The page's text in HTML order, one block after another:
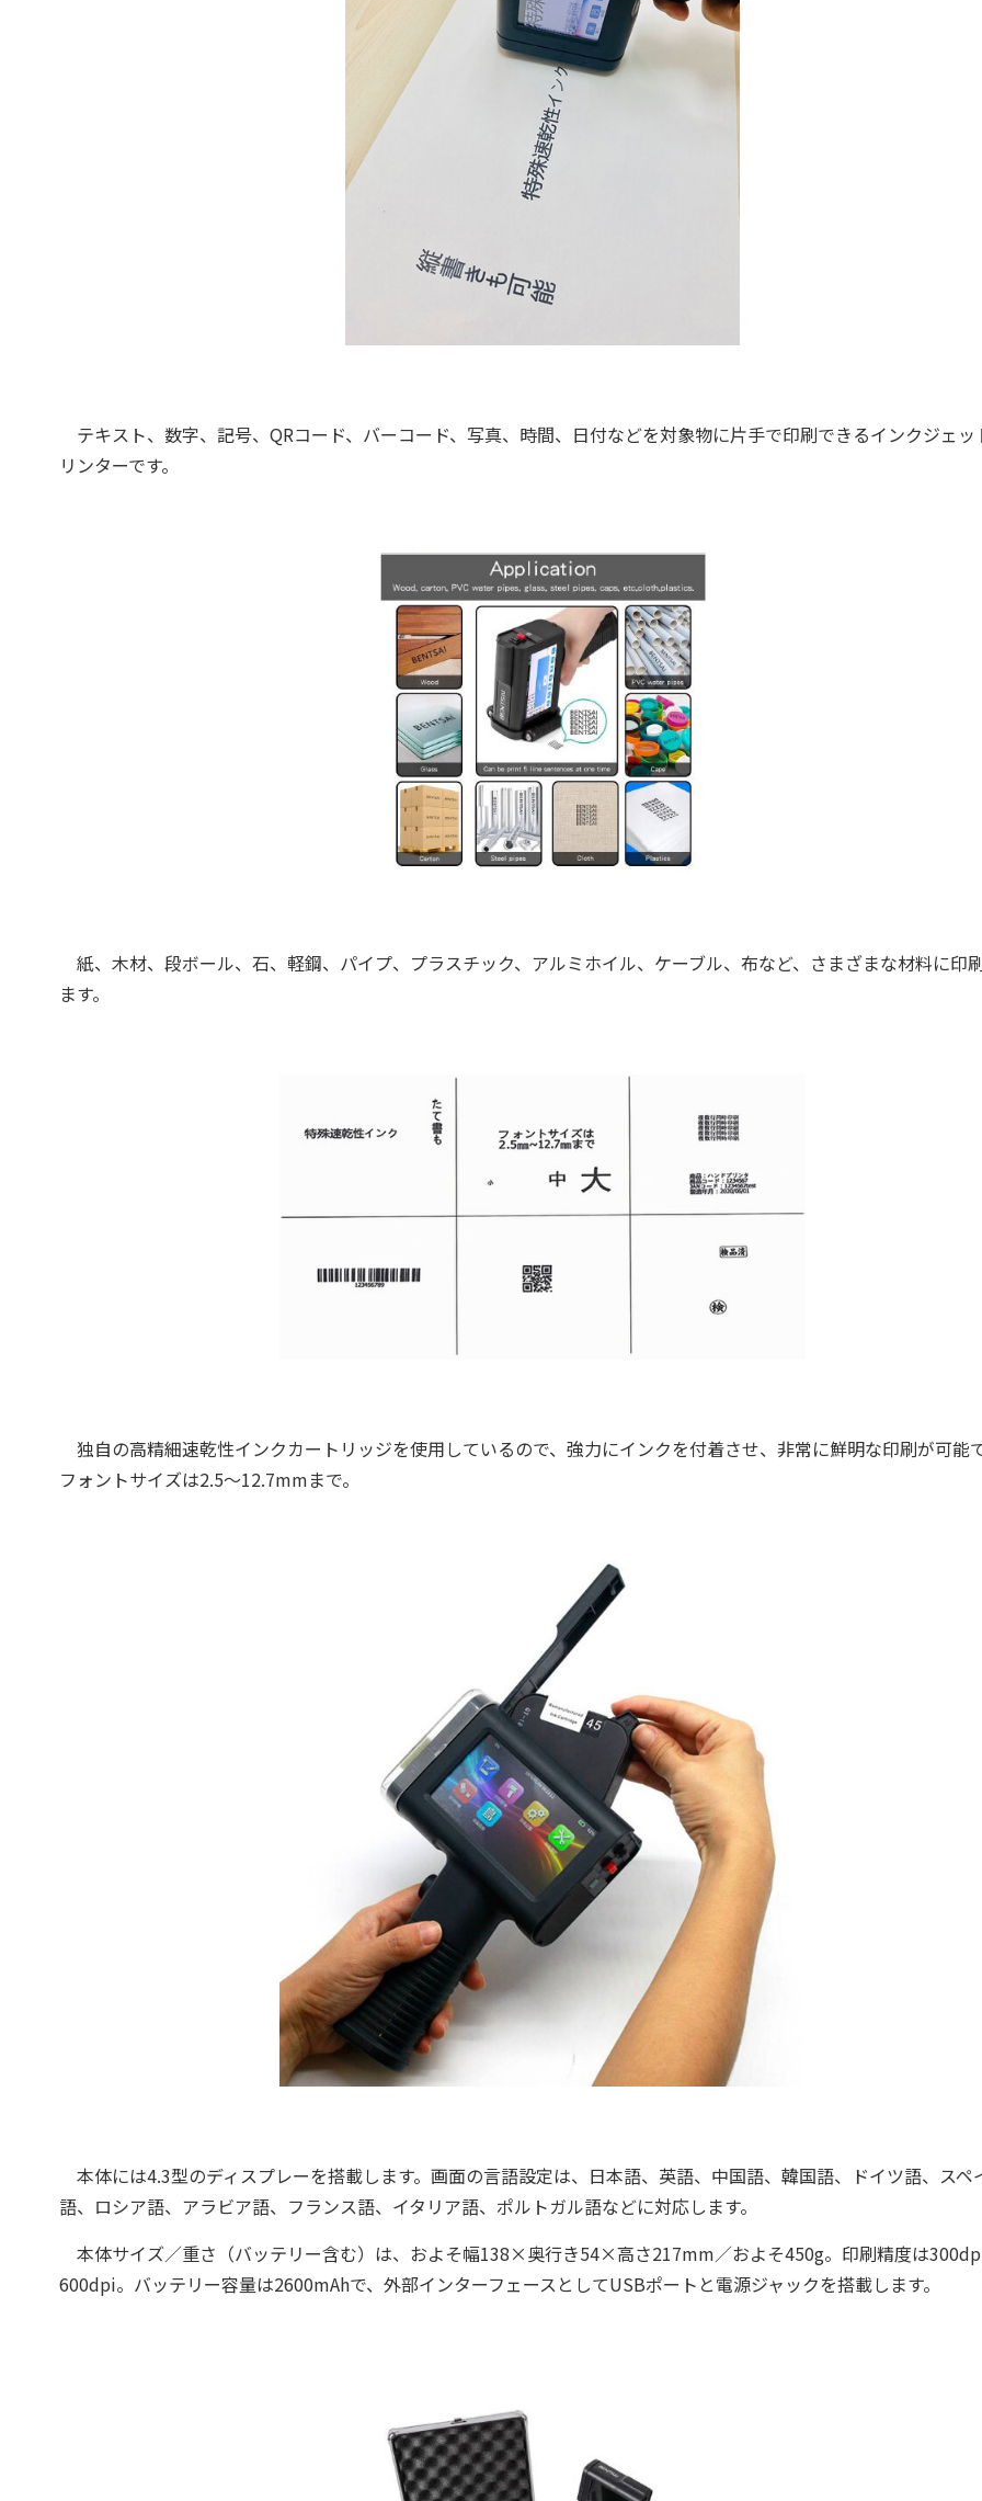
テキスト、数字、記号、QRコード、バーコード、写真、時間、日付などを対象物に片手で印刷できるインクジェッ
リンターです。
紙、木材、段ボール、石、軽鋼、パイプ、プラスチック、アルミホイル、ケーブル、布など、さまざまな材料に印
ます。
独自の高精細速乾性インクカートリッジを使用しているので、強力にインクを付着させ、非常に鮮明な印刷が可能
フォントサイズは2.5～12.7mmまで。
本体には4.3型のディスプレーを搭載します。画面の言語設定は、日本語、英語、中国語、韓国語、ドイツ語、スペ
語、ロシア語、アラビア語、フランス語、イタリア語、ポルトガル語などに対応します。
本体サイズ／重さ（バッテリー含む）は、およそ幅138×奥行き54×高さ217mm／およそ450g。印刷精度は
600dpi。バッテリー容量は2600mAhで、外部インターフェースとしてUSBポートと電源ジャックを搭載します。